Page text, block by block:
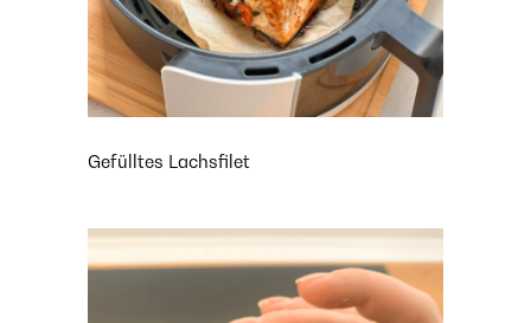
Gefülltes Lachsfilet